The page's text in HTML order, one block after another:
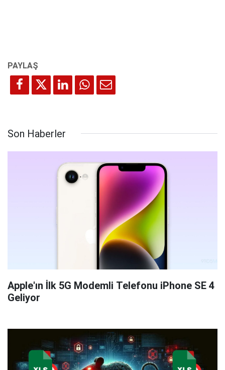
Son Haberler
Apple'ın İlk 5G Modemli Telefonu iPhone SE 4
Geliyor